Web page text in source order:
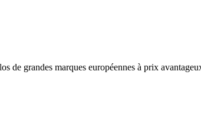
de grandes marques européennes à prix